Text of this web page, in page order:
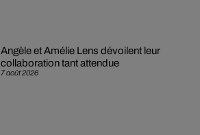
7 août 2026
Angèle et Amélie Lens dévoilent leur
collaboration tant attendue